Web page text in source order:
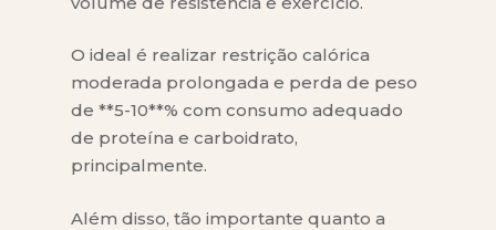
O ideal é realizar restrição calórica
moderada prolongada e perda de peso
de **5-10**% com consumo adequado
de proteína e carboidrato,
principalmente.
Além disso, tão importante quanto a